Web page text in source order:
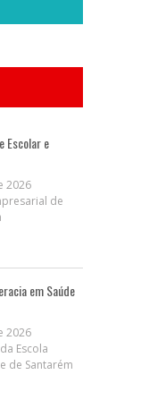
Escolar e
2026
de
em Saúde
2026
Escola
de Santarém